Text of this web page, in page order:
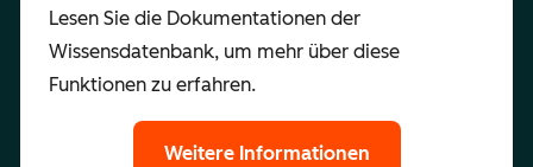
Lesen Sie die Dokumentationen der
Wissensdatenbank, um mehr über diese
Funktionen zu erfahren.
Weitere Informationen